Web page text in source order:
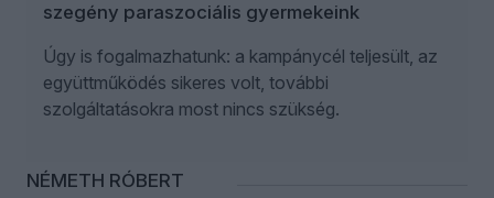
szegény paraszociális gyermekeink
Úgy is fogalmazhatunk: a kampánycél teljesült, az
együttműködés sikeres volt, további
szolgáltatásokra most nincs szükség.
NÉMETH RÓBERT